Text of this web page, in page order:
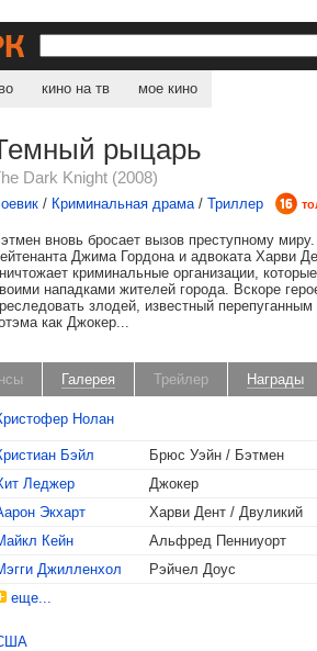
кино на тв мое кино
рыцарь
Dark Knight (2008)
/ Криминальная драма/Триллер
вновь бросает вызов преступному
Джима Гордона и адвоката Харви
криминальные организации,
нападками жителей города. Вскоре
злодей, известный
как Джокер...
Галерея Трейлер Награды
Нолан
Бэйл
Брюс Уэйн / Бэтмен
Леджер
Джокер
Экхарт
Харви Дент / Двуликий
Кейн
Альфред Пенниуорт
Джилленхол
Рэйчел Доус
еще...
Лучший актер
Лучший звуковой
Номинация «Лучшая
Номинация «Лучшие
Номинация «Лучший